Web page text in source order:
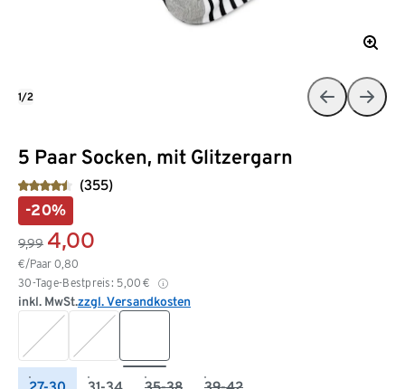
5 Paar Socken, mit Glitzergarn
(355)
-20%
9,99 4,00
€/Paar 0,80
30-Tage-Bestpreis: 5,00 €
inkl. MwSt.zzgl. Versandkosten
1/2